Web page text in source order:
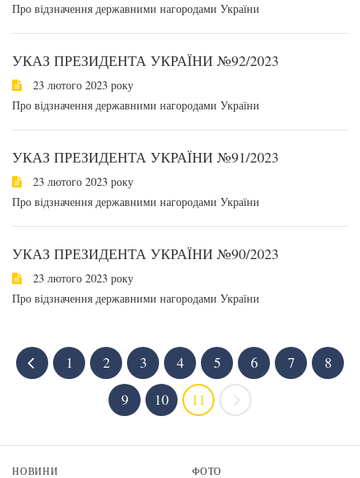
Про відзначення державними нагородами України
УКАЗ ПРЕЗИДЕНТА УКРАЇНИ №92/2023
23 лютого 2023 року
Про відзначення державними нагородами України
УКАЗ ПРЕЗИДЕНТА УКРАЇНИ №91/2023
23 лютого 2023 року
Про відзначення державними нагородами України
УКАЗ ПРЕЗИДЕНТА УКРАЇНИ №90/2023
23 лютого 2023 року
Про відзначення державними нагородами України
1 2 3 4 5 6 7
8
9
10 11
НОВИНИ ФОТО